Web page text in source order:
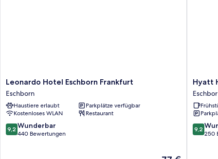
Leonardo
Hotel
Eschborn
Frankfurt
Eschborn
Leonardo Hotel Eschborn Frankfurt
Eschborn
Haustiere erlaubt
Parkplätze verfügbar
Kostenloses WLAN
Restaurant
9.2
von
9,2 Wunderbar
440 Bewertungen
Hyatt
House
Hyatt
9.2
von
9,2
250